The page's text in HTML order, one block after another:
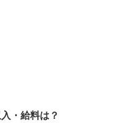
・給料は？